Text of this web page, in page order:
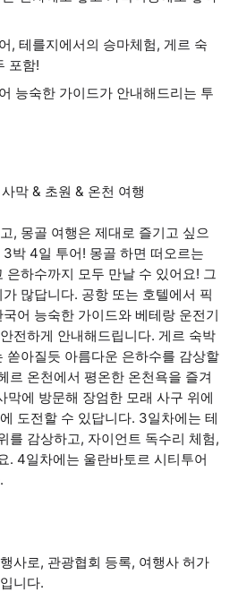
, 테를지에서의 승마체험, 게르 숙
포함!
능숙한 가이드가 안내해드리는 투
막 & 초원 & 온천 여행
, 몽골 여행은 제대로 즐기고 싶으
박 4일 투어! 몽골 하면 떠오르는
은하수까지 모두 만날 수 있어요! 그
많답니다. 공항 또는 호텔에서 픽
어 능숙한 가이드와 베테랑 운전기
전하게 안내해드립니다. 게르 숙박
쏟아질듯 아름다운 은하수를 감상할
르 온천에서 평온한 온천욕을 즐겨
막에 방문해 장엄한 모래 사구 위에
도전할 수 있답니다. 3일차에는 테
를 감상하고, 자이언트 독수리 체험,
. 4일차에는 울란바토르 시티투어
사로, 관광협회 등록, 여행사 허가
니다.